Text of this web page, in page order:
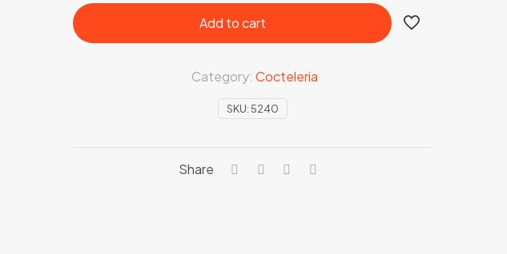
Add to cart
SKU:5240
Category: Cocteleria
Share